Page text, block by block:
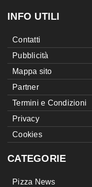
INFO UTILI
Contatti
Pubblicità
Mappa sito
Partner
Termini e Condizioni
Privacy
Cookies
CATEGORIE
Pizza News